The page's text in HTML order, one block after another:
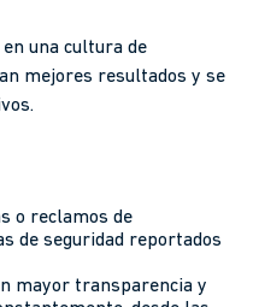
una cultura de
mejores resultados y se
o reclamos de
de seguridad reportados
mayor transparencia y